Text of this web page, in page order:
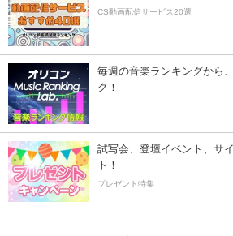
CS動画配信サービス20選
毎週の音楽ランキングから
ク！
試写会、登壇イベント、サ
ト！
プレゼント特集